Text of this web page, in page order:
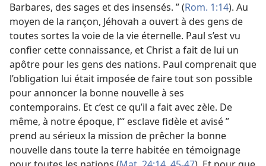
Barbares, des sages et des insensés. ” (Rom. 1:14). Au
moyen de la rançon, Jéhovah a ouvert à des gens de
toutes sortes la voie de la vie éternelle. Paul s’est vu
confier cette connaissance, et Christ a fait de lui un
apôtre pour les gens des nations. Paul comprenait que
l’obligation lui était imposée de faire tout son possible
pour annoncer la bonne nouvelle à ses
contemporains. Et c’est ce qu’il a fait avec zèle. De
même, à notre époque, l’“ esclave fidèle et avisé ”
prend au sérieux la mission de prêcher la bonne
nouvelle dans toute la terre habitée en témoignage